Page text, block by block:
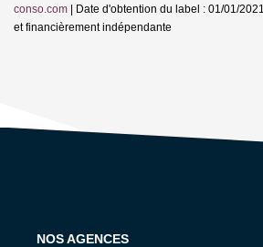
conso.com | Date d'obtention du label : 01/01/2021
et financièrement indépendante
NOS AGENCES